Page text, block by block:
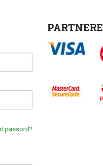
passord?
PARTNERE